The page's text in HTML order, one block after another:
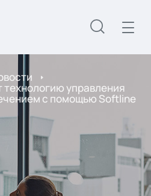
управления
с помощью Softline